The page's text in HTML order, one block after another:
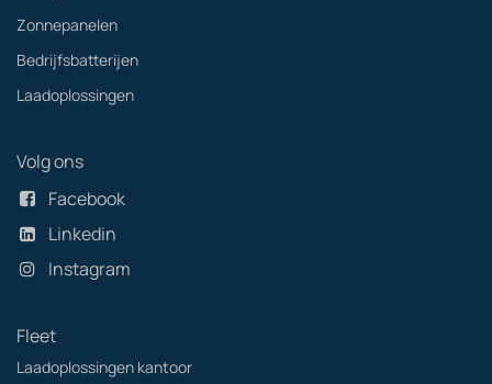
Zonnepanelen
Bedrijfsbatterijen
Laadoplossingen
Volg ons
Facebook
Linkedin
Instagram
Fleet
Laadoplossingen kantoor